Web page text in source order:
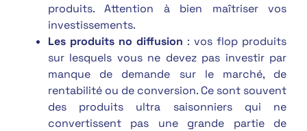
produits. Attention à bien maîtriser vos
investissements.
Les produits no diffusion : vos flop produits
sur lesquels vous ne devez pas investir par
manque de demande sur le marché, de
rentabilité ou de conversion. Ce sont souvent
des produits ultra saisonniers qui ne
convertissent pas une grande partie de